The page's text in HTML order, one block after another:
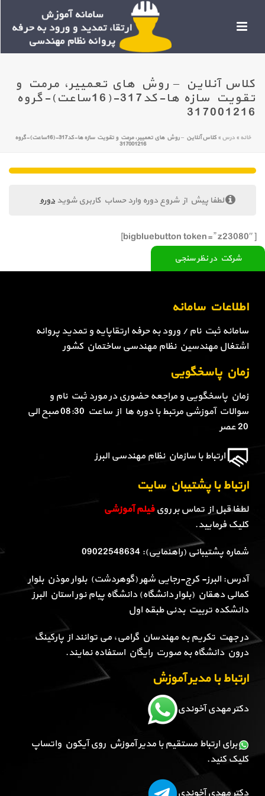
کلاس آنلاین – روش های تعمییر، مرمت و
تقویت سازه ها-کد317-(16ساعت)-گروه
317001216
خانه »درس » کلاس آنلاین – روش های تعمییر، مرمت و تقویت سازه ها-کد317-(16ساعت)-گروه
317001216
شرکت در نظر سنجی
لطفا پیش از شروع دوره وارد حساب کاربری شویددوره
[bigbluebutton token=” z23080″]
اطلاعات سامانه
سامانه ثبت نام / ورود به حرفه ارتقاپایه و تمدید پروانه
اشتغال مهندسین نظام مهندسی ساختمان کشور
زمان پاسخگویی
زمان پاسخگویی و مراجعه حضوری در مورد ثبت نام و
سوالات آموزشی مرتبط با دوره ها از ساعت 08:30 صبح الی
20 عصر
ارتباط با سازمان نظام مهندسی البرز
ارتباط با پشتیبان سایت
لطفا قبل از تماس بر رویفیلم آموزشی
کلیک فرمایید.
شماره پشتیبانی (راهنمایی): 09022548634
آدرس: البرز- کرج-رجایی شهر (گوهردشت) بلوار موذن بلوار
کمالی دهقان (بلوار دانشگاه) دانشگاه پیام نور استان البرز
دانشکده تربیت بدنی طبقه اول
در جهت تکریم به مهندسان گرامی، می توانند از پارکینگ
درون دانشگاه به صورت رایگان استفاده نمایند.
ارتباط با مدیر آموزش
دکتر مهدی آخوندی
برای ارتباط مستقیم با مدیر آموزش روی آیکون واتساپ
کلیک کنید.
دکتر مهدی آخوندی